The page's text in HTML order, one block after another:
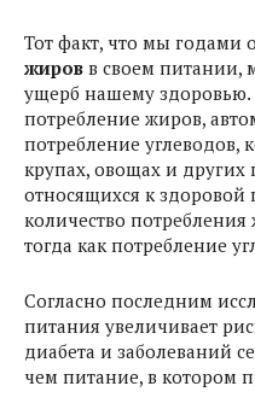
Тот факт, что мы годами
жиров в своем питании,
ущерб нашему здоровью.
потребление жиров,
потребление углеводов,
крупах, овощах и других
относящихся к здоровой
количество потребления
тогда как потребление
Согласно последним
питания увеличивает
диабета и заболеваний
чем питание, в котором